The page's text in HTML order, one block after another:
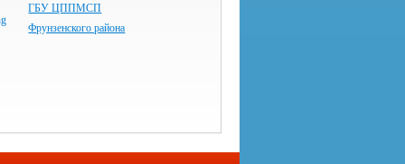
ГБУ ЦППМСП
Фрунзенского района